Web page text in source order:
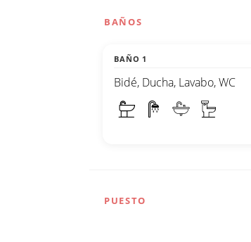
BAÑOS
BAÑO 1
Bidé, Ducha, Lavabo, WC
PUESTO